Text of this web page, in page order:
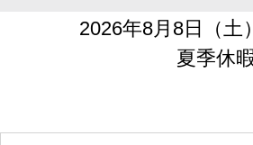
2026年8月8日（
夏季休